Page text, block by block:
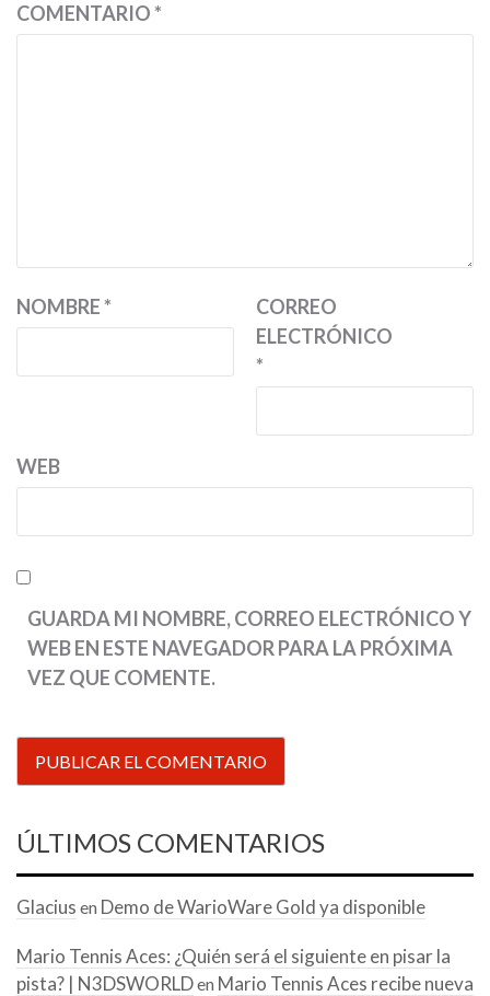
COMENTARIO*
NOMBRE*
CORREO
ELECTRÓNICO
*
WEB
GUARDA MI NOMBRE, CORREO ELECTRÓNICO Y
WEB EN ESTE NAVEGADOR PARA LA PRÓXIMA
VEZ QUE COMENTE.
ÚLTIMOS COMENTARIOS
Glacius en Demo de WarioWare Gold ya disponible
Mario Tennis Aces: ¿Quién será el siguiente en pisar la
pista? | N3DSWORLDen Mario Tennis Aces recibe nueva